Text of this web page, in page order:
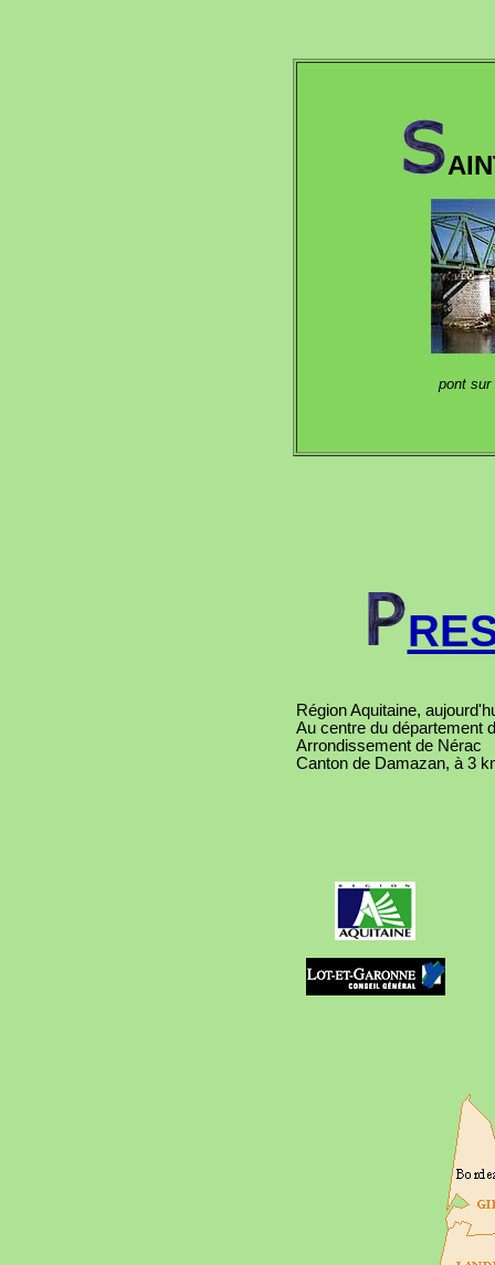
pont sur
Région Aquitaine,
Au centre du département
Arrondissement de Nérac
Canton de Damazan, à 3